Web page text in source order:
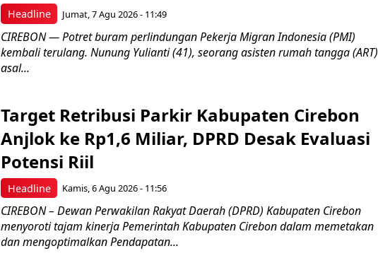
Headline Jumat, 7 Agu 2026 - 11:49
CIREBON — Potret buram perlindungan Pekerja Migran Indonesia (PMI)
kembali terulang. Nunung Yulianti (41), seorang asisten rumah tangga (ART)
asal...
Headline
Target Retribusi Parkir Kabupaten Cirebon
Anjlok ke Rp1,6 Miliar, DPRD Desak Evaluasi
Potensi Riil
Kamis, 6 Agu 2026 - 11:56
CIREBON – Dewan Perwakilan Rakyat Daerah (DPRD) Kabupaten Cirebon
menyoroti tajam kinerja Pemerintah Kabupaten Cirebon dalam memetakan
dan mengoptimalkan Pendapatan...